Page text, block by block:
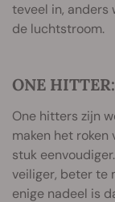
teveel in,
de luchtstroom.
ONE
One hitters zijn
maken het
stuk
veiliger, beter te
enige nadeel is